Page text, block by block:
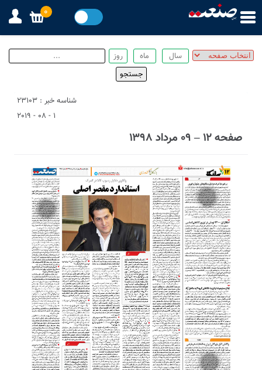
شناسه خبر : 23103
1 - 08 - 2019
صفحه ۱۲ – ۰۹ مرداد ۱۳۹۸
1
4
5
0